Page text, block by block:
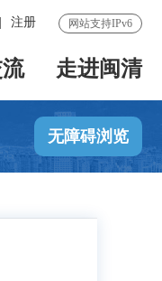
网站支持IPv6
注册
走进闽清
无障碍浏览